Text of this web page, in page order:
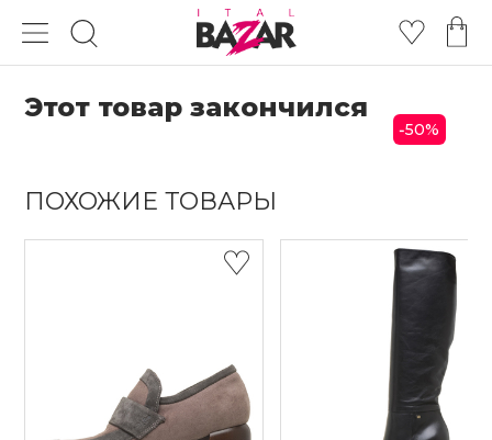
Этот товар закончился
ПОХОЖИЕ ТОВАРЫ
-50%